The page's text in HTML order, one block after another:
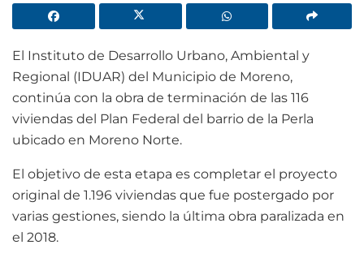
El Instituto de Desarrollo Urbano, Ambiental y
Regional (IDUAR) del Municipio de Moreno,
continúa con la obra de terminación de las 116
viviendas del Plan Federal del barrio de la Perla
ubicado en Moreno Norte.
El objetivo de esta etapa es completar el proyecto
original de 1.196 viviendas que fue postergado por
varias gestiones, siendo la última obra paralizada en
el 2018.